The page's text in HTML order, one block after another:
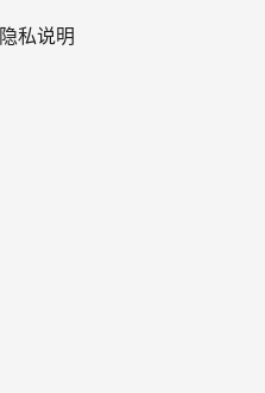
隐私说明